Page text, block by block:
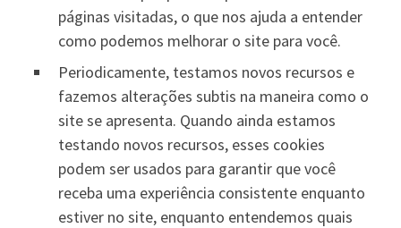
páginas visitadas, o que nos ajuda a entender
como podemos melhorar o site para você.
Periodicamente, testamos novos recursos e
fazemos alterações subtis na maneira como o
site se apresenta. Quando ainda estamos
testando novos recursos, esses cookies
podem ser usados ​​para garantir que você
receba uma experiência consistente enquanto
estiver no site, enquanto entendemos quais